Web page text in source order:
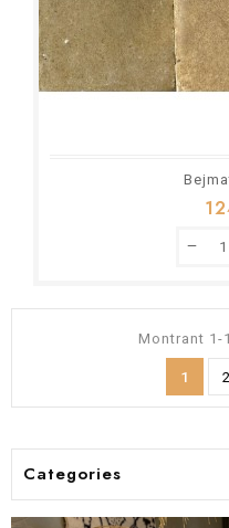
Montrant 1-
1 2
Categories